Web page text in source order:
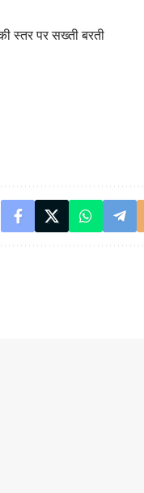
स्तर पर सख्ती बरती